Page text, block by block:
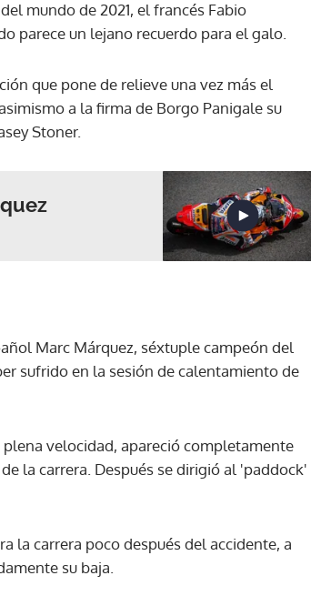
mundo de 2021, el francés Fabio
parece un lejano recuerdo para el galo.
que pone de relieve una vez más el
a la firma de Borgo Panigale su
Stoner.
Marc Márquez, séxtuple campeón del
sufrido en la sesión de calentamiento de
velocidad, apareció completamente
la carrera. Después se dirigió al 'paddock'
la carrera poco después del accidente, a
su baja.